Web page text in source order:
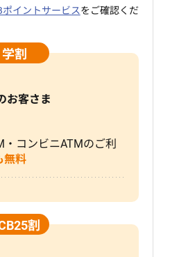
ポイントサービスをご確認くだ
学割
お客さま
コンビニATMのご利
無料
割